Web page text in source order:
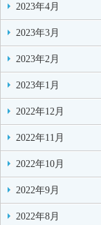
2023年4月
2023年3月
2023年2月
2023年1月
2022年12月
2022年11月
2022年10月
2022年9月
2022年8月